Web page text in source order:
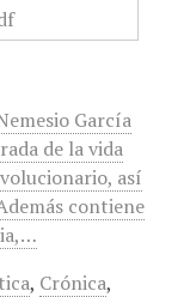
García
de la vida
así
contiene
, Crónica,